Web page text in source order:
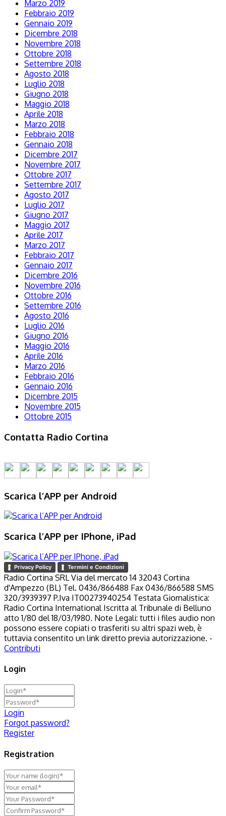
Marzo 2019
Febbraio 2019
Gennaio 2019
Dicembre 2018
Novembre 2018
Ottobre 2018
Settembre 2018
Agosto 2018
Luglio 2018
Giugno 2018
Maggio 2018
Aprile 2018
Marzo 2018
Febbraio 2018
Gennaio 2018
Dicembre 2017
Novembre 2017
Ottobre 2017
Settembre 2017
Agosto 2017
Luglio 2017
Giugno 2017
Maggio 2017
Aprile 2017
Marzo 2017
Febbraio 2017
Gennaio 2017
Dicembre 2016
Novembre 2016
Ottobre 2016
Settembre 2016
Agosto 2016
Luglio 2016
Giugno 2016
Maggio 2016
Aprile 2016
Marzo 2016
Febbraio 2016
Gennaio 2016
Dicembre 2015
Novembre 2015
Ottobre 2015
Contatta Radio Cortina
Scarica l’APP per Android
Scarica l’APP per IPhone, iPad
Privacy Policy Termini e Condizioni
Radio Cortina SRL Via del mercato 14 32043 Cortina
d'Ampezzo (BL) Tel. 0436/866488 Fax 0436/866588 SMS
320/3939397 P.Iva IT00273940254 Testata Giornalistica:
Radio Cortina International Iscritta al Tribunale di Belluno
atto 1/80 del 18/03/1980. Note Legali: tutti i files audio non
possono essere copiati o trasferiti su altri spazi web, è
tuttavia consentito un link diretto previa autorizzazione. -
Contributi
Login
Login
Forgot password?
Register
Registration